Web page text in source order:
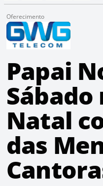
Oferecimento
Papai
Sábado
Natal
das